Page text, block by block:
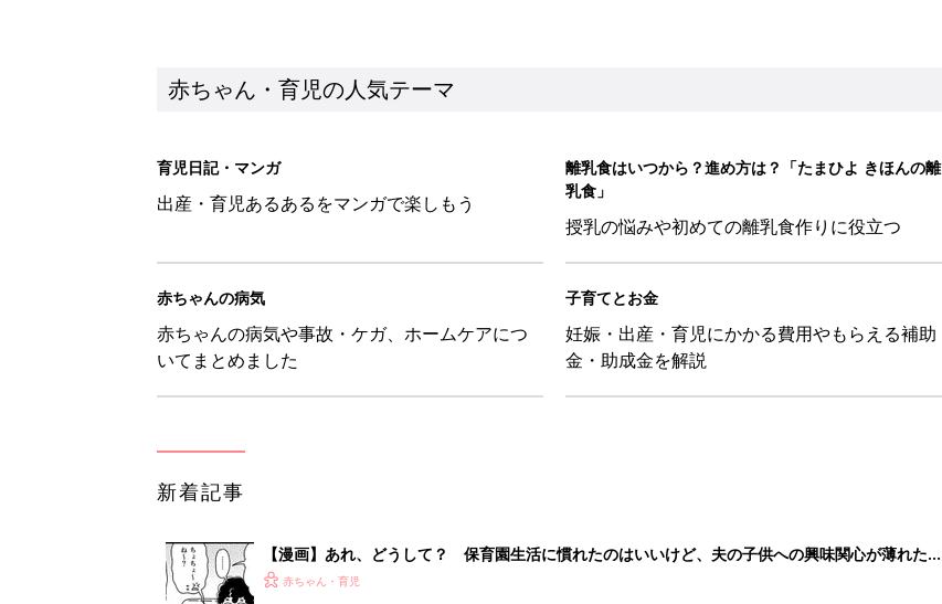
赤ちゃん・育児の人気テーマ
育児日記・マンガ
出産・育児あるあるをマンガで楽しもう
離乳食はいつから？進め方は？「たまひよ きほんの離
乳食」
授乳の悩みや初めての離乳食作りに役立つ
赤ちゃんの病気
赤ちゃんの病気や事故・ケガ、ホームケアにつ
いてまとめました
子育てとお金
妊娠・出産・育児にかかる費用やもらえる補助
金・助成金を解説
新着記事
【漫画】あれ、どうして？ 保育園生活に慣れたのはいいけど、夫の子供への興味関心が薄れた気
がする……！『ふうふう子育て ＃91』
赤ちゃん・育児